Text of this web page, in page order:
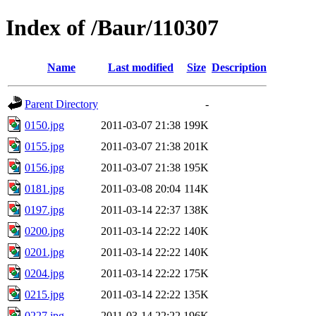
Index of /Baur/110307
Name Last modified Size Description
Parent Directory
-
0150.jpg
2011-03-07 21:38 199K
0155.jpg
2011-03-07 21:38 201K
0156.jpg
2011-03-07 21:38 195K
0181.jpg
2011-03-08 20:04 114K
0197.jpg
2011-03-14 22:37 138K
0200.jpg
2011-03-14 22:22 140K
0201.jpg
2011-03-14 22:22 140K
0204.jpg
2011-03-14 22:22 175K
0215.jpg
2011-03-14 22:22 135K